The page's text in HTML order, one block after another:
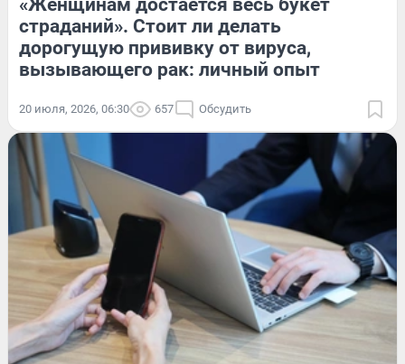
«Женщинам достается весь букет
страданий». Стоит ли делать
дорогущую прививку от вируса,
вызывающего рак: личный опыт
20 июля, 2026, 06:30 657 Обсудить